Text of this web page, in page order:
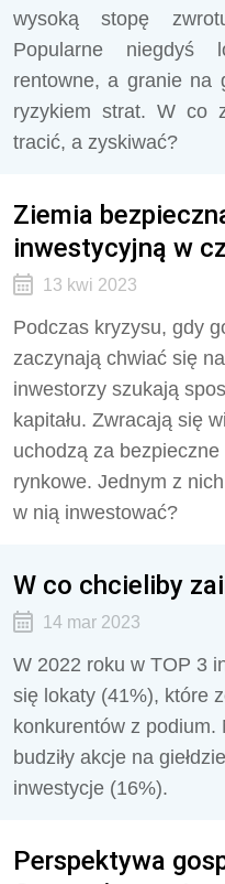
wysoką stopę
Popularne niegdyś
rentowne, a granie na
ryzykiem strat. W co
tracić, a zyskiwać?
Ziemia
inwestycyjną w
13 kwi 2023
Podczas kryzysu, gdy
zaczynają chwiać się
inwestorzy szukają
kapitału. Zwracają się
uchodzą za
rynkowe. Jednym z
w nią inwestować?
W co chcieliby
14 mar 2023
W 2022 roku w TOP 3
się lokaty (41%), które
konkurentów z
budziły akcje na
inwestycje (16%).
Perspektywa